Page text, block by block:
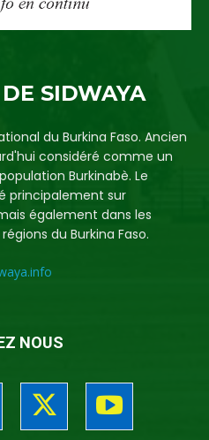
SIDWAYA
du Burkina Faso. Ancien
considéré comme un
Burkinabè. Le
principalement sur
également dans les
du Burkina Faso.
NOUS